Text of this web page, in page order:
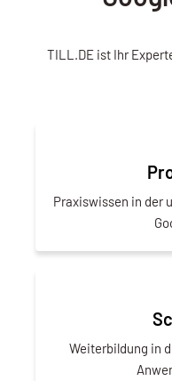
TILL.DE ist Ihr
Praxiswissen in der
Weiterbildung in